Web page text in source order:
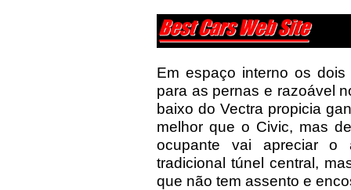
Em espaço interno os
para as pernas e razoável
baixo do Vectra propicia
melhor que o Civic, mas
ocupante vai apreciar o
tradicional túnel central,
que não tem assento e